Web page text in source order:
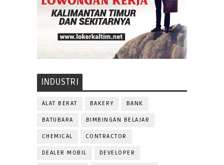
INDUSTRI
ALAT BERAT BAKERY BANK
BATUBARA BIMBINGAN BELAJAR
CHEMICAL CONTRACTOR
DEALER MOBIL DEVELOPER